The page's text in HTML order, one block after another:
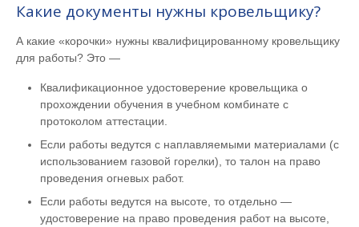
Какие документы нужны кровельщику?
А какие «корочки» нужны квалифицированному кровельщику
для работы? Это —
Квалификационное удостоверение кровельщика о
прохождении обучения в учебном комбинате с
протоколом аттестации.
Если работы ведутся с наплавляемыми материалами (с
использованием газовой горелки), то талон на право
проведения огневых работ.
Если работы ведутся на высоте, то отдельно —
удостоверение на право проведения работ на высоте,